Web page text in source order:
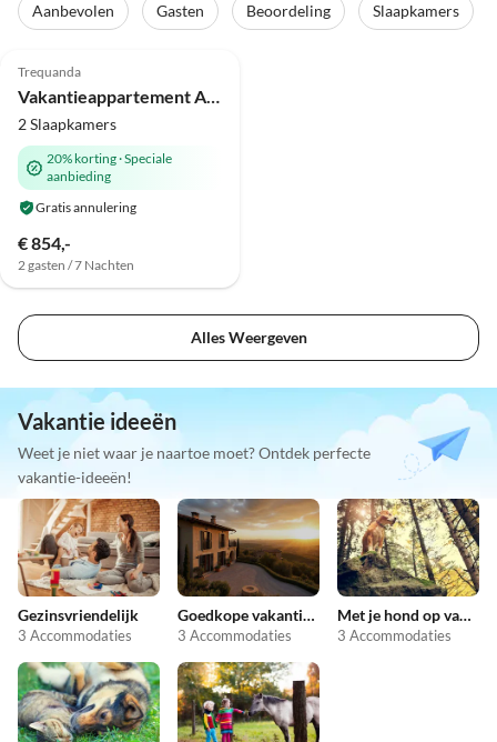
Aanbevolen Gasten Beoordeling Slaapkamers
Trequanda
Vakantieappartement Agriturismo Sambuco
2 Slaapkamers
20% korting·Speciale
aanbieding
Gratis annulering
€ 854,-
2 gasten / 7 Nachten
Alles Weergeven
Vakantie ideeën
Weet je niet waar je naartoe moet? Ontdek perfecte
vakantie-ideeën!
Gezinsvriendelijk
3 Accommodaties
Goedkope vakantieappartementen
3 Accommodaties
Met je hond op vakantie
3 Accommodaties